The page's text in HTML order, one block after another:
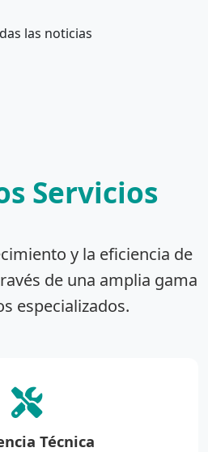
las noticias
Servicios
y la eficiencia de
de una amplia gama
especializados.
Técnica